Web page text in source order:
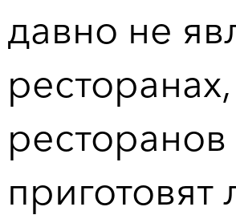
давно не